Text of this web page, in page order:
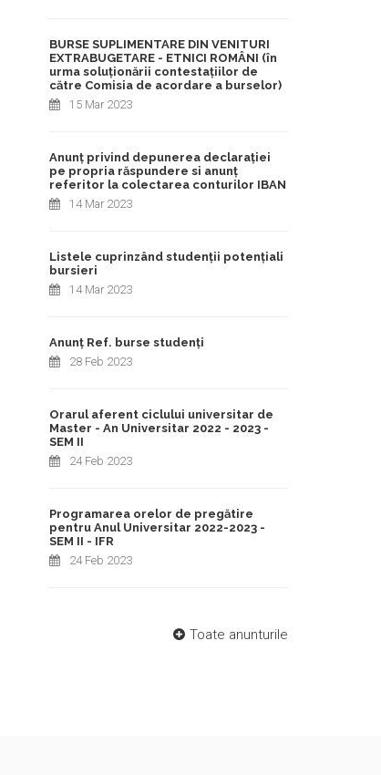
BURSE SUPLIMENTARE DIN VENITURI
EXTRABUGETARE - ETNICI ROMÂNI (în
urma soluționării contestațiilor de
către Comisia de acordare a burselor)
15 Mar 2023
Anunț privind depunerea declarației
pe propria răspundere si anunț
referitor la colectarea conturilor IBAN
14 Mar 2023
Listele cuprinzând studenții potențiali
bursieri
14 Mar 2023
Anunț Ref. burse studenți
28 Feb 2023
Orarul aferent ciclului universitar de
Master - An Universitar 2022 - 2023 -
SEM II
24 Feb 2023
Programarea orelor de pregătire
pentru Anul Universitar 2022-2023 -
SEM II - IFR
24 Feb 2023
Toate anunturile